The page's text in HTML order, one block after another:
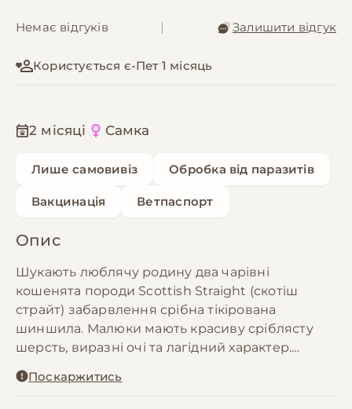
Немає відгуків Залишити відгук
Користується є-Пет 1 місяць
2 місяці Самка
Лише самовивіз Обробка від паразитів
Вакцинація Ветпаспорт
Опис
Шукають люблячу родину два чарівні
кошенята породи Scottish Straight (скотіш
страйт) забарвлення срібна тікірована
шиншила. Малюки мають красиву сріблясту
шерсть, виразні очі та лагідний характер.
Дата народження: 09.05.2026
Поскаржитись